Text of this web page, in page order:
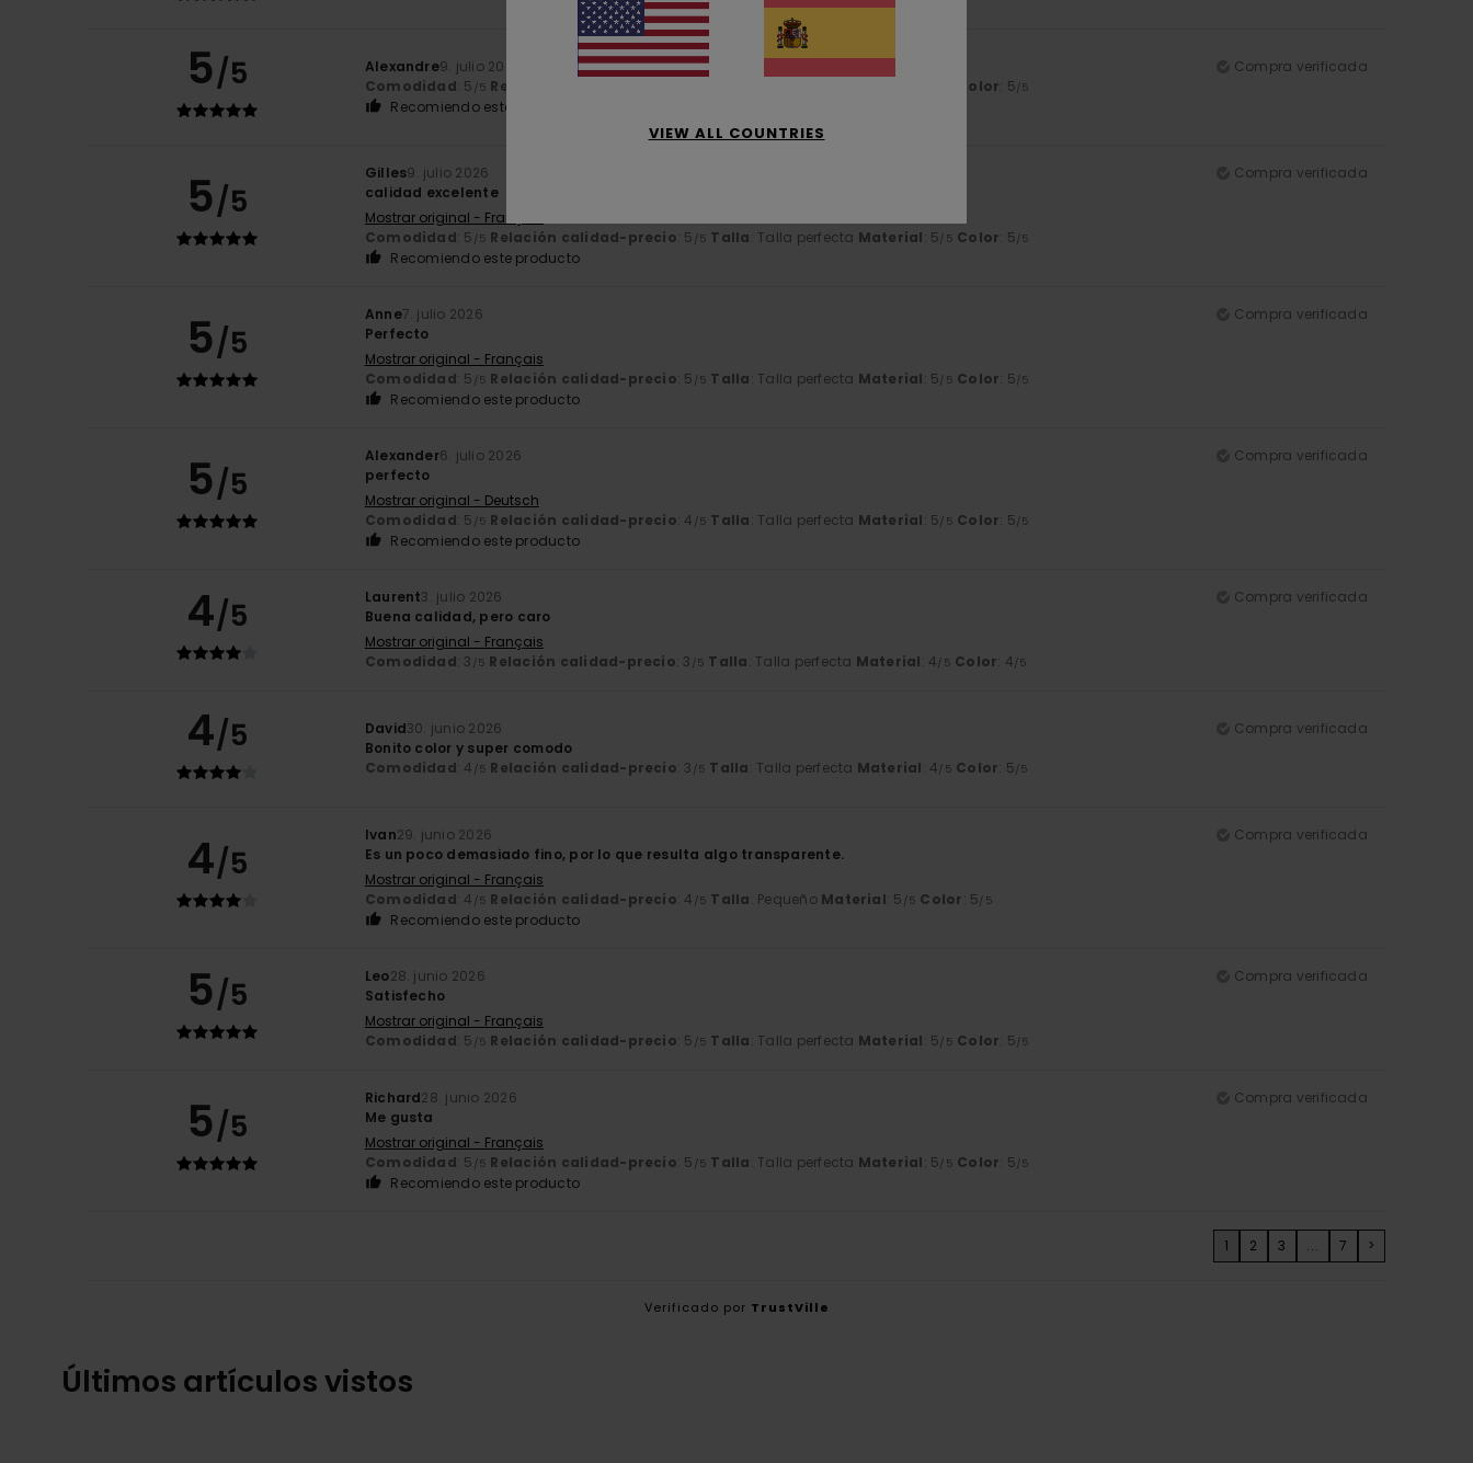
5/5 Alexandre9. julio 2026
Compra verificada
Comodidad: 5 /5 Relación calidad-precio Color: 5 /5
Recomiendo este producto
5/5
Gilles9. julio 2026
Compra verificada
calidad excelente
Mostrar original - Français
Comodidad: 5 /5 Relación calidad-precio: 5 /5 Talla: Talla perfecta Material: 5 /5 Color: 5 /5
Recomiendo este producto
5/5
Anne7. julio 2026
Compra verificada
Perfecto
Mostrar original - Français
Comodidad: 5 /5 Relación calidad-precio: 5 /5 Talla: Talla perfecta Material: 5 /5 Color: 5 /5
Recomiendo este producto
5/5
Alexander6. julio 2026
Compra verificada
perfecto
Mostrar original - Deutsch
Comodidad: 5 /5 Relación calidad-precio: 4 /5 Talla: Talla perfecta Material: 5 /5 Color: 5 /5
Recomiendo este producto
4/5 Laurent3. julio 2026
Compra verificada
Buena calidad, pero caro
Mostrar original - Français
Comodidad: 3 /5 Relación calidad-precio: 3 /5 Talla: Talla perfecta Material: 4 /5 Color: 4 /5
4/5 David30. junio 2026
Compra verificada
Bonito color y super comodo
Comodidad: 4 /5 Relación calidad-precio: 3 /5 Talla: Talla perfecta Material: 4 /5 Color: 5 /5
4/5
Ivan29. junio 2026
Compra verificada
Es un poco demasiado fino, por lo que resulta algo transparente.
Mostrar original - Français
Comodidad: 4 /5 Relación calidad-precio: 4 /5 Talla: Pequeño Material: 5 /5 Color: 5 /5
Recomiendo este producto
5/5 Leo28. junio 2026
Compra verificada
Satisfecho
Mostrar original - Français
Comodidad: 5 /5 Relación calidad-precio: 5 /5 Talla: Talla perfecta Material: 5 /5 Color: 5 /5
5/5
Richard28. junio 2026
Compra verificada
Me gusta
Mostrar original - Français
Comodidad: 5 /5 Relación calidad-precio: 5 /5 Talla: Talla perfecta Material: 5 /5 Color: 5 /5
Recomiendo este producto
1 2 3 ... 7 >
Verificado por TrustVille
Últimos artículos vistos
VIEW ALL COUNTRIES